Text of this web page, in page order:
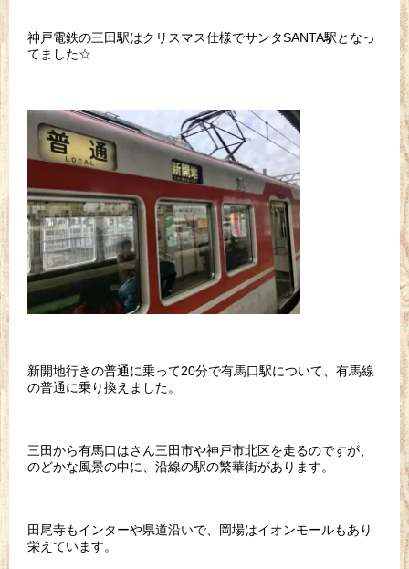
神戸電鉄の三田駅はクリスマス仕様でサンタSANTA駅となっ
てました☆
新開地行きの普通に乗って20分で有馬口駅について、有馬線
の普通に乗り換えました。
三田から有馬口はさん三田市や神戸市北区を走るのですが、
のどかな風景の中に、沿線の駅の繁華街があります。
田尾寺もインターや県道沿いで、岡場はイオンモールもあり
栄えています。